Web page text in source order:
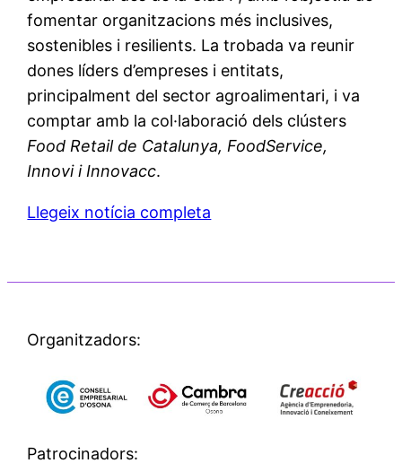
fomentar organitzacions més inclusives,
sostenibles i resilients. La trobada va reunir
dones líders d’empreses i entitats,
principalment del sector agroalimentari, i va
comptar amb la col·laboració dels clústers
Food Retail de Catalunya, FoodService,
Innovi i Innovacc.
Llegeix notícia completa
Organitzadors:
Patrocinadors: